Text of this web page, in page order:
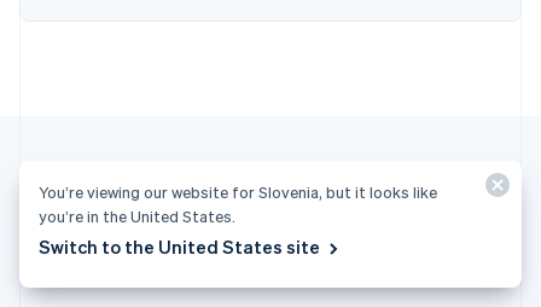
Altri articoli
Finlandia
Francia
FrançaisEnglish
You’re viewing our website for Slovenia, but it looks like
you’re in the United States.
Switch to the United States site